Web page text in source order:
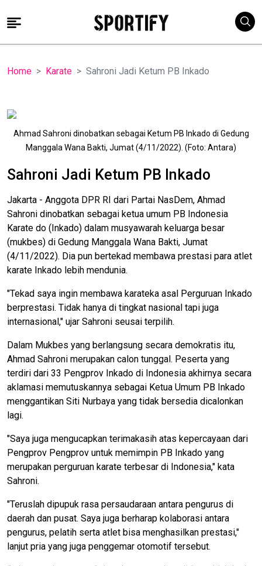
Home Karate Sahroni Jadi Ketum PB Inkado
Ahmad Sahroni dinobatkan sebagai Ketum PB Inkado di Gedung
Manggala Wana Bakti, Jumat (4/11/2022). (Foto: Antara)
Sahroni Jadi Ketum PB Inkado
Jakarta - Anggota DPR RI dari Partai NasDem, Ahmad
Sahroni dinobatkan sebagai ketua umum PB Indonesia
Karate do (Inkado) dalam musyawarah keluarga besar
(mukbes) di Gedung Manggala Wana Bakti, Jumat
(4/11/2022). Dia pun bertekad membawa prestasi para atlet
karate Inkado lebih mendunia.
"Tekad saya ingin membawa karateka asal Perguruan Inkado
berprestasi. Tidak hanya di tingkat nasional tapi juga
internasional," ujar Sahroni seusai terpilih.
Dalam Mukbes yang berlangsung secara demokratis itu,
Ahmad Sahroni merupakan calon tunggal. Peserta yang
terdiri dari 33 Pengprov Inkado di Indonesia akhirnya secara
aklamasi memutuskannya sebagai Ketua Umum PB Inkado
menggantikan Siti Nurbaya yang tidak bersedia dicalonkan
lagi.
"Saya juga mengucapkan terimakasih atas kepercayaan dari
Pengprov Pengprov untuk memimpin PB Inkado yang
merupakan perguruan karate terbesar di Indonesia," kata
Sahroni.
"Teruslah dipupuk rasa persaudaraan antara pengurus di
daerah dan pusat. Saya juga berharap kolaborasi antara
pengurus, pelatih serta atlet bisa menghasilkan prestasi,"
lanjut pria yang juga penggemar otomotif tersebut.